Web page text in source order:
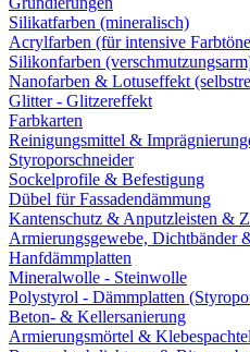
Silikatfarben (mineralisch)
Acrylfarben (für intensive
Silikonfarben
Nanofarben & Lotuseffekt
Glitter - Glitzereffekt
Farbkarten
Reinigungsmittel &
Styroporschneider
Sockelprofile & Befestigung
Dübel für Fassadendämmung
Kantenschutz & Anputzleisten &
Armierungsgewebe, Dichtbänder
Hanfdämmplatten
Mineralwolle - Steinwolle
Polystyrol - Dämmplatten
Beton- & Kellersanierung
Armierungsmörtel & Klebespachtel